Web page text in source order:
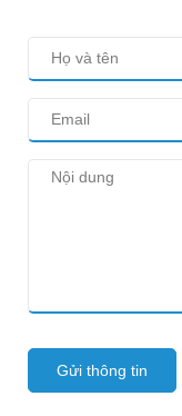
Gửi thông tin